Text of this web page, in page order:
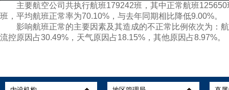
主要航空公司共执行航班179242班，其中正常航班125650
班，平均航班正常率为70.10%，与去年同期相比降低9.00%。
影响航班正常的主要因素及其造成的不正常比例依次为：航
流控原因占30.49%，天气原因占18.15%，其他原因占8.97%。